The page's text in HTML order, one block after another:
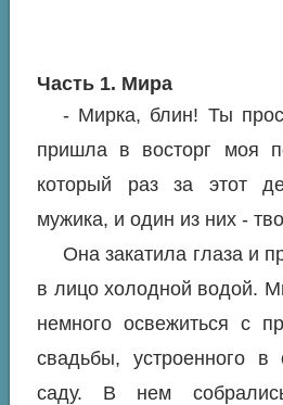
Часть 1. Мира
- Мирка, блин! Ты
пришла в восторг моя
который раз за этот
мужика, и один из них -
Она закатила глаза и
в лицо холодной водой.
немного освежиться с
свадьбы, устроенного в
саду. В нем